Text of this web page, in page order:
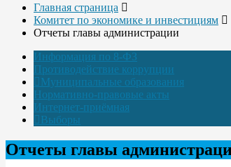
Главная страница
Комитет по экономике и инвестициям
Отчеты главы администрации
Информация по 8-ФЗ
Противодействие коррупции
Муниципальные образования
Нормативно-правовые акты
Интернет-приёмная
Выборы
Отчеты главы